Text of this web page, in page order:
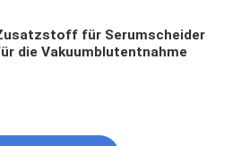
für Serumscheider
die Vakuumblutentnahme